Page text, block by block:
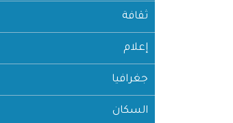
ثقافة
إعلام
جغرافيا
السكان